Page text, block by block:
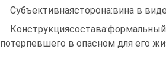
Субъективнаясторона:вина в
потерпевшего в опасном для его